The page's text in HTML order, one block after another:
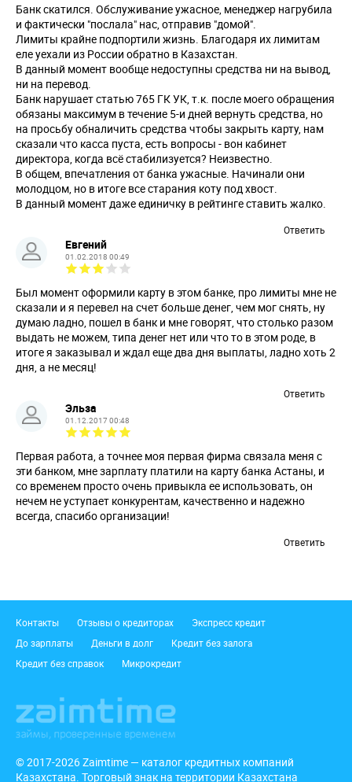
Банк скатился. Обслуживание ужасное, менеджер нагрубила
и фактически "послала" нас, отправив "домой".
Лимиты крайне подпортили жизнь. Благодаря их лимитам
еле уехали из России обратно в Казахстан.
В данный момент вообще недоступны средства ни на вывод,
ни на перевод.
Банк нарушает статью 765 ГК УК, т.к. после моего обращения
обязаны максимум в течение 5-и дней вернуть средства, но
на просьбу обналичить средства чтобы закрыть карту, нам
сказали что касса пуста, есть вопросы - вон кабинет
директора, когда всё стабилизуется? Неизвестно.
В общем, впечатления от банка ужасные. Начинали они
молодцом, но в итоге все старания коту под хвост.
В данный момент даже единичку в рейтинге ставить жалко.
Ответить
Евгений
01.02.2018 00:49
Был момент оформили карту в этом банке, про лимиты мне не
сказали и я перевел на счет больше денег, чем мог снять, ну
думаю ладно, пошел в банк и мне говорят, что столько разом
выдать не можем, типа денег нет или что то в этом роде, в
итоге я заказывал и ждал еще два дня выплаты, ладно хоть 2
дня, а не месяц!
Ответить
Эльза
01.12.2017 00:48
Первая работа, а точнее моя первая фирма связала меня с
эти банком, мне зарплату платили на карту банка Астаны, и
со временем просто очень привыкла ее использовать, он
нечем не уступает конкурентам, качественно и надежно
всегда, спасибо организации!
Ответить
Подвал
Контакты Отзывы о кредиторах
Экспресс кредит
До зарплаты
Деньги в долг
Кредит без залога
Кредит без справок
Микрокредит
© 2017-2026 Zaimtime — каталог кредитных компаний
Казахстана. Торговый знак на территории Казахстана